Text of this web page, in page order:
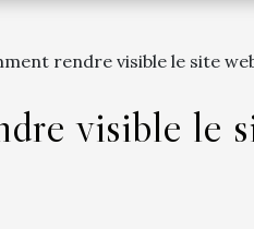
rendre visible le site
visible le